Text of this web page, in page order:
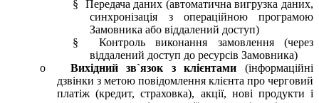
§ Передача даних (автоматична вигрузка даних,
синхронізація з операційною програмою
Замовника або віддалений доступ)
§ Контроль виконання замовлення (через
віддалений доступ до ресурсів Замовника)
o Вихідний зв`язок з клієнтами (інформаційні
дзвінки з метою повідомлення клієнта про черговий
платіж (кредит, страховка), акції, нові продукти і